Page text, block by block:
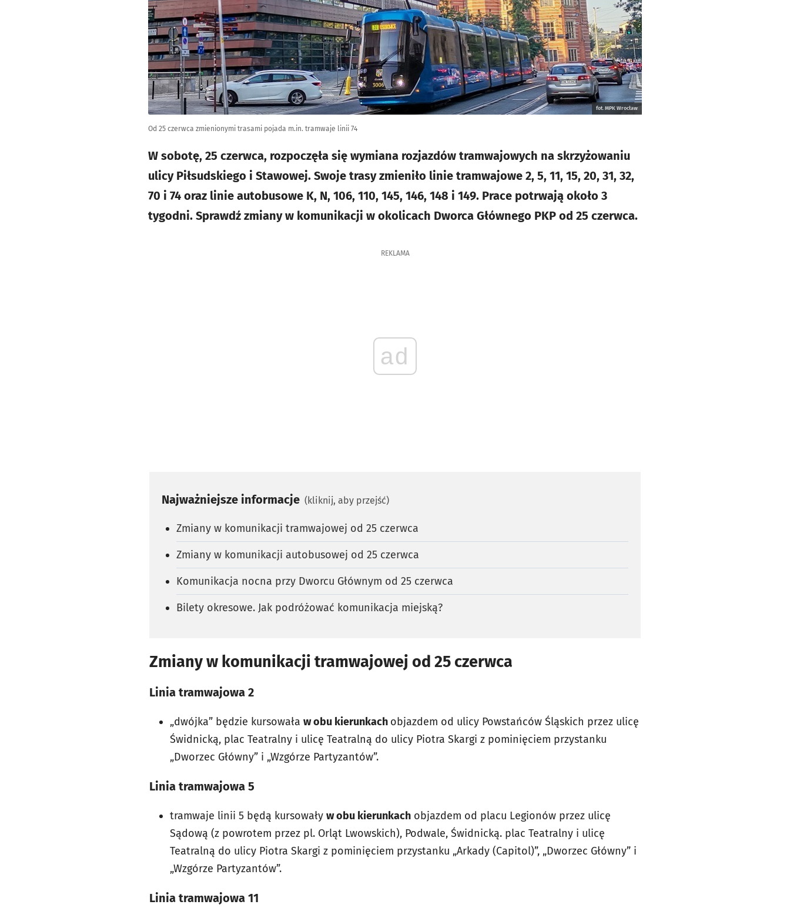
fot. MPK Wrocław
Od 25 czerwca zmienionymi trasami pojada m.in. tramwaje linii 74
W sobotę, 25 czerwca, rozpoczęła się wymiana rozjazdów tramwajowych na skrzyżowaniu
ulicy Piłsudskiego i Stawowej. Swoje trasy zmieniło linie tramwajowe 2, 5, 11, 15, 20, 31, 32,
70 i 74 oraz linie autobusowe K, N, 106, 110, 145, 146, 148 i 149. Prace potrwają około 3
tygodni. Sprawdź zmiany w komunikacji w okolicach Dworca Głównego PKP od 25 czerwca.
REKLAMA
ad
Najważniejsze informacje (kliknij, aby przejść)
Zmiany w komunikacji tramwajowej od 25 czerwca
Zmiany w komunikacji autobusowej od 25 czerwca
Komunikacja nocna przy Dworcu Głównym od 25 czerwca
Bilety okresowe. Jak podróżować komunikacja miejską?
Zmiany w komunikacji tramwajowej od 25 czerwca
Linia tramwajowa 2
„dwójka” będzie kursowała w obu kierunkach objazdem od ulicy Powstańców Śląskich przez ulicę
Świdnicką, plac Teatralny i ulicę Teatralną do ulicy Piotra Skargi z pominięciem przystanku
„Dworzec Główny” i „Wzgórze Partyzantów”.
Linia tramwajowa 5
tramwaje linii 5 będą kursowały w obu kierunkach objazdem od placu Legionów przez ulicę
Sądową (z powrotem przez pl. Orląt Lwowskich), Podwale, Świdnicką. plac Teatralny i ulicę
Teatralną do ulicy Piotra Skargi z pominięciem przystanku „Arkady (Capitol)”, „Dworzec Główny” i
„Wzgórze Partyzantów”.
Linia tramwajowa 11